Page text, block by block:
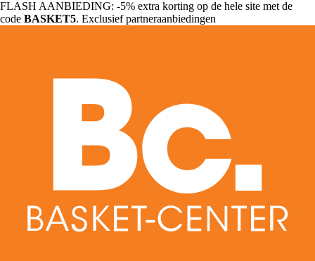
FLASH AANBIEDING: -5% extra korting op de hele site met de
code BASKET5. Exclusief partneraanbiedingen